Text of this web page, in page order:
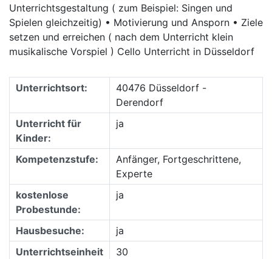
Unterrichtsgestaltung ( zum Beispiel: Singen und
Spielen gleichzeitig) • Motivierung und Ansporn • Ziele
setzen und erreichen ( nach dem Unterricht klein
musikalische Vorspiel ) Cello Unterricht in Düsseldorf
Unterrichtsort:
40476 Düsseldorf -
Derendorf
Unterricht für
Kinder:
ja
Kompetenzstufe:
Anfänger, Fortgeschrittene,
Experte
kostenlose
Probestunde:
ja
Hausbesuche:
ja
Unterrichtseinheit
30